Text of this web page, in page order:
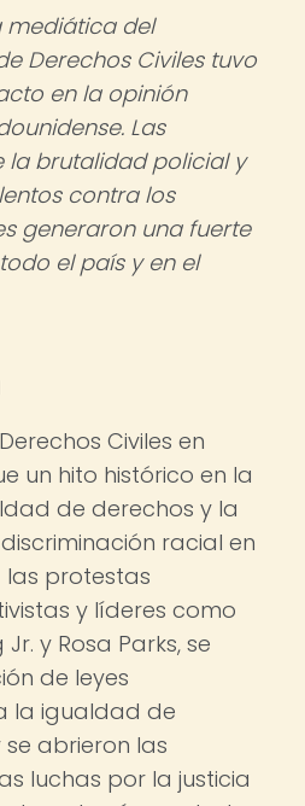
mediática del
Derechos Civiles tuvo
en la opinión
Las
la brutalidad policial y
contra los
generaron una fuerte
el país y en el
Civiles en
un hito histórico en la
de derechos y la
racial en
las protestas
y líderes como
y Rosa Parks, se
de leyes
la igualdad de
se abrieron las
luchas por la justicia